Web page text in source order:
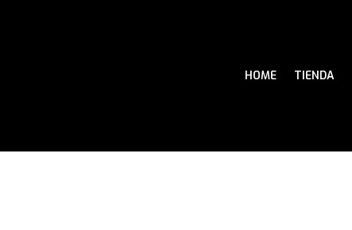
HOME TIENDA